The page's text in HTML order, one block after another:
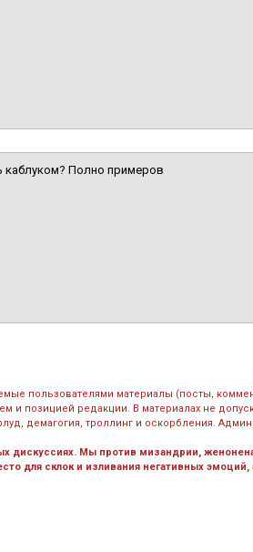
каблуком? Полно примеров
пользователями материалы (посты,
и позицией редакции. В материалах не
демагогия, троллинг и оскорбления.
дискуссиях. Мы против мизандрии,
для склок и изливания негативных